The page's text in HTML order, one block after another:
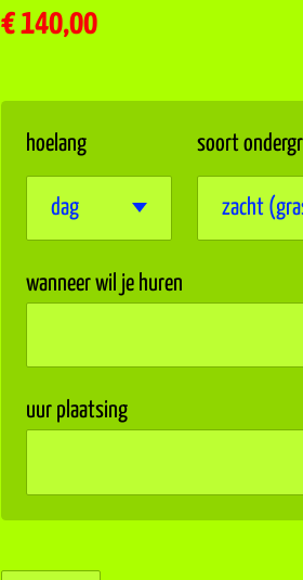
€ 140,00
hoelang soort
wanneer wil je huren
uur plaatsing